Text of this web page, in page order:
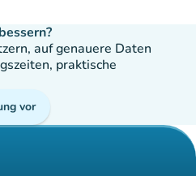
auf genauere Daten
praktische
vor